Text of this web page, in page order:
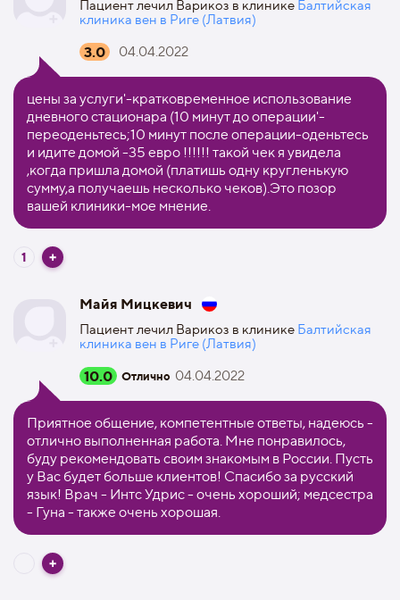
Пациент лечил Варикоз в клинике Балтийская
клиника вен в Риге (Латвия)
3.0 04.04.2022
цены за услуги'-кратковременное использование
дневного стационара (10 минут до операции'-
переоденьтесь;10 минут после операции-оденьтесь
и идите домой -35 евро !!!!!! такой чек я увидела
,когда пришла домой (платишь одну кругленькую
сумму,а получаешь несколько чеков).Это позор
вашей клиники-мое мнение.
1
Майя Мицкевич
Пациент лечил Варикоз в клинике Балтийская
клиника вен в Риге (Латвия)
10.0 Отлично 04.04.2022
Приятное общение, компетентные ответы, надеюсь -
отлично выполненная работа. Mне понравилось,
буду рекомендовать своим знакомым в России. Пусть
у Вас будет больше клиентов! Спасибо за русский
язык! Врач - Интс Удрис - очень хороший; медсестра
- Гуна - также очень хорошая.